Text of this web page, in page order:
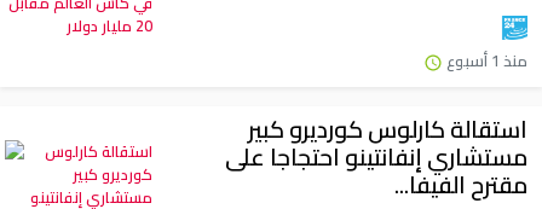
منذ 1 أسبوع
استقالة كارلوس كورديرو كبير
مستشاري إنفانتينو احتجاجا على
مقترح الفيفا...